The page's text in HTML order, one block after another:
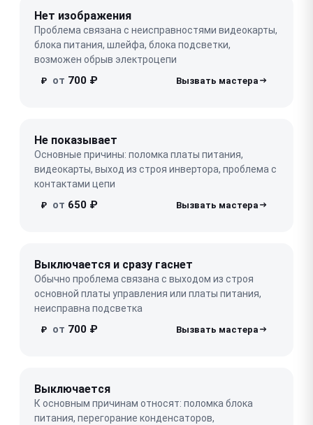
Нет изображения
Проблема связана с неисправностями видеокарты,
блока питания, шлейфа, блока подсветки,
возможен обрыв электроцепи
₽ от 700 ₽
Не показывает
Основные причины: поломка платы питания,
видеокарты, выход из строя инвертора, проблема с
контактами цепи
₽ от 650 ₽
Выключается и сразу гаснет
Обычно проблема связана с выходом из строя
основной платы управления или платы питания,
неисправна подсветка
₽ от 700 ₽
Выключается
К основным причинам относят: поломка блока
питания, перегорание конденсаторов,